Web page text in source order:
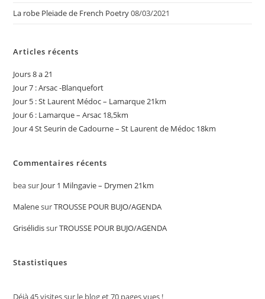
La robe Pleiade de French Poetry08/03/2021
Articles récents
Jours 8 a 21
Jour 7 : Arsac -Blanquefort
Jour 5 : St Laurent Médoc – Lamarque 21km
Jour 6 : Lamarque – Arsac 18,5km
Jour 4 St Seurin de Cadourne – St Laurent de Médoc 18km
Commentaires récents
beasur Jour 1 Milngavie – Drymen 21km
MalenesurTROUSSE POUR BUJO/AGENDA
GrisélidissurTROUSSE POUR BUJO/AGENDA
Stastistiques
Déjà45visites sur le blog et70 pages vues !